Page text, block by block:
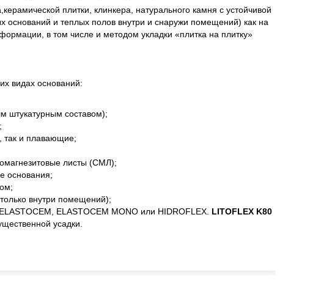
плитки, клинкера, натурального камня с устойчивой
оснований и теплых полов внутри и снаружи помещений) как на
в том числе и методом укладки «плитка на плитку»
видах оснований:
штукатурным составом);
так и плавающие;
листы (СМЛ);
основания;
внутри помещений);
ELASTOCEM MONO или HIDROFLEX. LITOFLEX K80
усадки.